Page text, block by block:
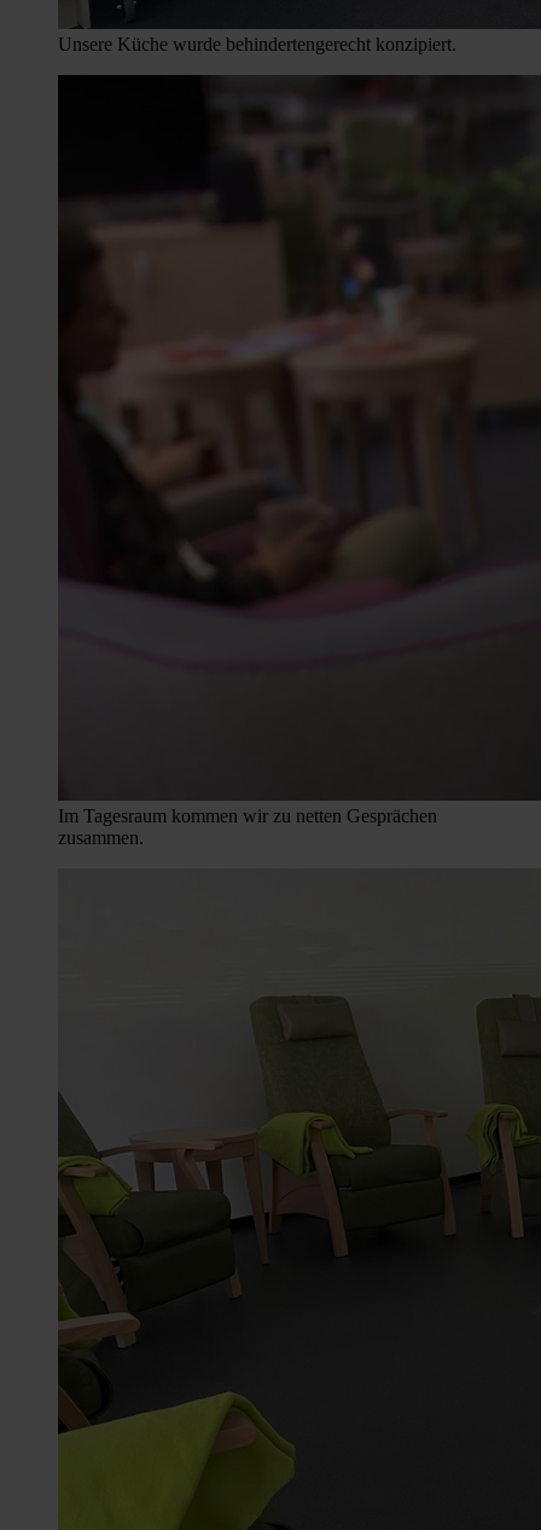
Unsere Küche wurde behindertengerecht konzipiert.
Im Tagesraum kommen wir zu netten Gesprächen
zusammen.